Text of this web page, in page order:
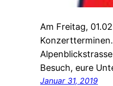
Am Freitag,
Besuch, eure
Januar 31, 2019